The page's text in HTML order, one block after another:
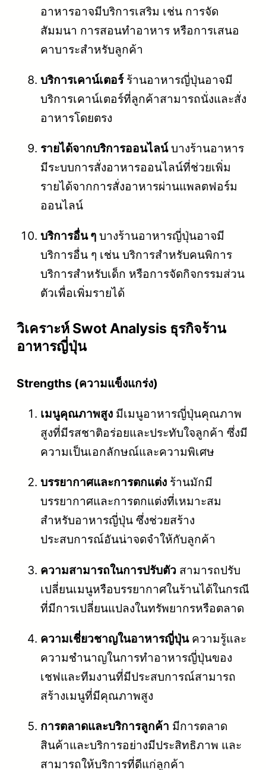
อาหารอาจมีบริการเสริม เช่น การจัด
สัมมนา การสอนทำอาหาร หรือการเสนอ
คาบาระสำหรับลูกค้า
บริการเคาน์เตอร์ร้านอาหารญี่ปุ่นอาจมี
บริการเคาน์เตอร์ที่ลูกค้าสามารถนั่งและสั่ง
อาหารโดยตรง
รายได้จากบริการออนไลน์บางร้านอาหาร
มีระบบการสั่งอาหารออนไลน์ที่ช่วยเพิ่ม
รายได้จากการสั่งอาหารผ่านแพลตฟอร์ม
ออนไลน์
บริการอื่น ๆ บางร้านอาหารญี่ปุ่นอาจมี
บริการอื่น ๆ เช่น บริการสำหรับคนพิการ
บริการสำหรับเด็ก หรือการจัดกิจกรรมส่วน
ตัวเพื่อเพิ่มรายได้
วิเคราะห์ Swot Analysis ธุรกิจร้าน
อาหารญี่ปุ่น
Strengths (ความแข็งแกร่ง)
เมนูคุณภาพสูง มีเมนูอาหารญี่ปุ่นคุณภาพ
สูงที่มีรสชาติอร่อยและประทับใจลูกค้า ซึ่งมี
ความเป็นเอกลักษณ์และความพิเศษ
บรรยากาศและการตกแต่ง ร้านมักมี
บรรยากาศและการตกแต่งที่เหมาะสม
สำหรับอาหารญี่ปุ่น ซึ่งช่วยสร้าง
ประสบการณ์อันน่าจดจำให้กับลูกค้า
ความสามารถในการปรับตัว สามารถปรับ
เปลี่ยนเมนูหรือบรรยากาศในร้านได้ในกรณี
ที่มีการเปลี่ยนแปลงในทรัพยากรหรือตลาด
ความเชี่ยวชาญในอาหารญี่ปุ่นความรู้และ
ความชำนาญในการทำอาหารญี่ปุ่นของ
เชฟและทีมงานที่มีประสบการณ์สามารถ
สร้างเมนูที่มีคุณภาพสูง
การตลาดและบริการลูกค้า มีการตลาด
สินค้าและบริการอย่างมีประสิทธิภาพ และ
สามารถให้บริการที่ดีแก่ลูกค้า